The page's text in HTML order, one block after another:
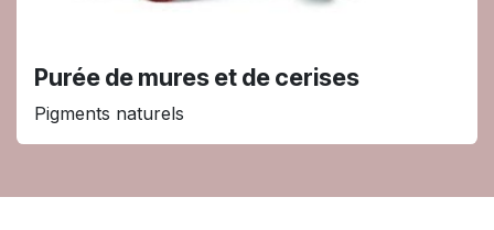
Purée de mures et de cerises
Pigments naturels